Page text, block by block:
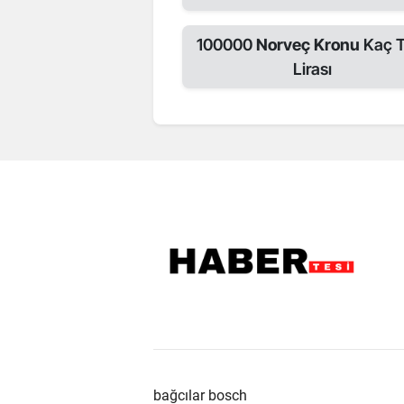
100000Norveç Kronu Kaç
Lirası
bağcılar bosch